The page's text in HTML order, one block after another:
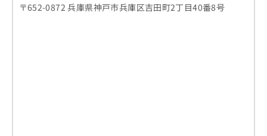
〒652-0872 兵庫県神戸市兵庫区吉田町2丁目40番8号